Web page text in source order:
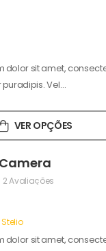
dolor sit amet,
Vel…
VER OPÇÕES
2 Avaliações
Stelio
dolor sit amet,